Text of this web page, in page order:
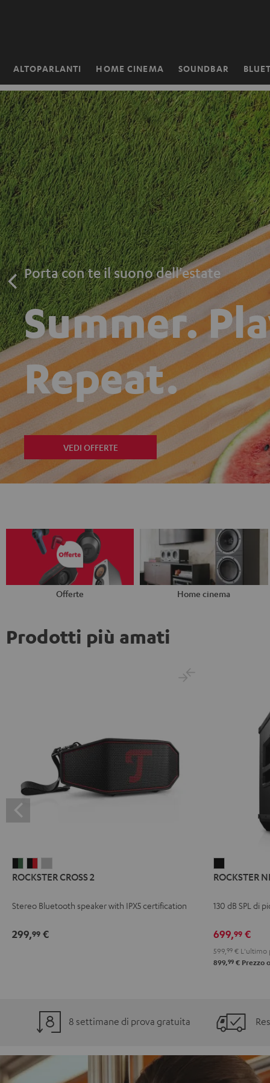
ALTOPARLANTI HOME CINEMA SOUNDBAR
Pagina
iniziale
Porta con te il suono dell'estate
Summer.
Repeat.
VEDI OFFERTE
Offerte Home cinema
Prodotti più amati
CROSS
Black
Green
CROSS
Nero
Rosso
CROSS
Light
ROCKSTER CROSS 2
Stereo Bluetooth speaker with IPX5 certification
299,99 €
NEO
ROCKSTER
130 dB SPL di
699,99€
599, 99€L'ultimo
899,99€Prezzo
8 settimane di prova gratuita